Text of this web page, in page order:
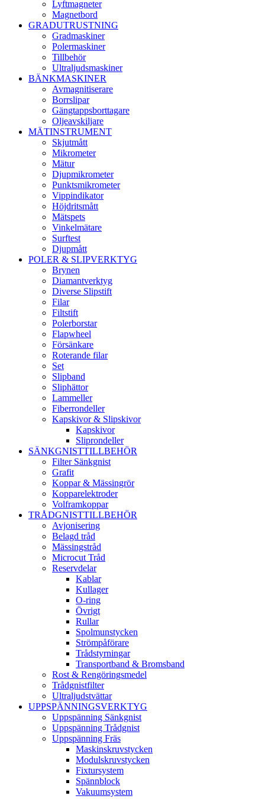
Lyftmagneter
Magnetbord
GRADUTRUSTNING
Gradmaskiner
Polermaskiner
Tillbehör
Ultraljudsmaskiner
BÄNKMASKINER
Avmagnitiserare
Borrslipar
Gängtappsborttagare
Oljeavskiljare
MÄTINSTRUMENT
Skjutmått
Mikrometer
Mätur
Djupmikrometer
Punktsmikrometer
Vippindikator
Höjdritsmått
Mätspets
Vinkelmätare
Surftest
Djupmått
POLER & SLIPVERKTYG
Brynen
Diamantverktyg
Diverse Slipstift
Filar
Filtstift
Polerborstar
Flapwheel
Försänkare
Roterande filar
Set
Slipband
Sliphättor
Lammeller
Fiberrondeller
Kapskivor & Slipskivor
Kapskivor
Sliprondeller
SÄNKGNISTTILLBEHÖR
Filter Sänkgnist
Grafit
Koppar & Mässingrör
Kopparelektroder
Volframkoppar
TRÅDGNISTTILLBEHÖR
Avjonisering
Belagd tråd
Mässingstråd
Microcut Tråd
Reservdelar
Kablar
Kullager
O-ring
Övrigt
Rullar
Spolmunstycken
Strömpåförare
Trådstyrningar
Transportband & Bromsband
Rost & Rengöringsmedel
Trådgnistfilter
Ultraljudstvättar
UPPSPÄNNINGSVERKTYG
Uppspänning Sänkgnist
Uppspänning Trådgnist
Uppspänning Fräs
Maskinskruvstycken
Modulskruvstycken
Fixtursystem
Spännblock
Vakuumsystem